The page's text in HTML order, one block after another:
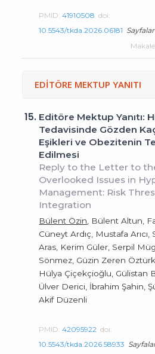
PMID:41910508 doi:
10.5543/tkda.2026.06181
EDİTÖRE MEKTUP YANITI
15. Editöre Mektup Yanıtı:
Tedavisinde Gözden
Eşikleri ve Obezitenin
Edilmesi
Reply to the Letter to
Overlooked Issues in
Management: Risk
Integration
Bülent Özin , Bülent Altun,
Cüneyt Ardıç, Mustafa
Aras, Kerim Güler, Serpil
Sönmez, Güzin Zeren
Hülya Çiçekçioğlu, Gülistan
Ülver Derici, İbrahim Şahin,
Akif Düzenli
PMID:42095922 doi:
10.5543/tkda.2026.58933